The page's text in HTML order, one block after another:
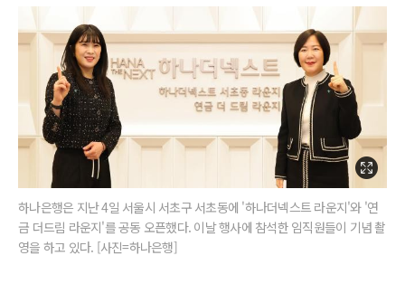
하나은행은 지난 4일 서울시 서초구 서초동에 '하나더넥스트 라운지'와 '연
금 더드림 라운지'를 공동 오픈했다. 이날 행사에 참석한 임직원들이 기념 촬
영을 하고 있다. [사진=하나은행]